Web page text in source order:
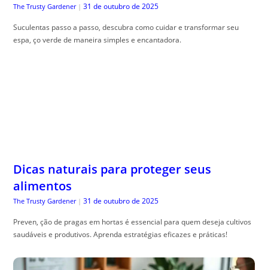
The Trusty Gardener | 31 de outubro de 2025
Suculentas passo a passo, descubra como cuidar e transformar seu
espa, ço verde de maneira simples e encantadora.
Dicas naturais para proteger seus
alimentos
The Trusty Gardener | 31 de outubro de 2025
Preven, ção de pragas em hortas é essencial para quem deseja cultivos
saudáveis e produtivos. Aprenda estratégias eficazes e práticas!